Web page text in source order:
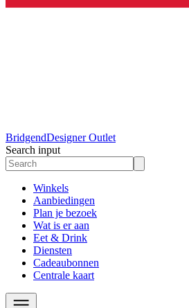
BridgendDesigner Outlet
Search input
Winkels
Aanbiedingen
Plan je bezoek
Wat is er aan
Eet & Drink
Diensten
Cadeaubonnen
Centrale kaart